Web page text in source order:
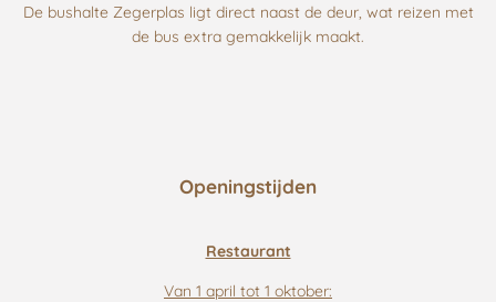
De bushalte Zegerplas ligt direct naast de deur, wat reizen met
de bus extra gemakkelijk maakt.
Openingstijden
Restaurant
Van 1 april tot 1 oktober: